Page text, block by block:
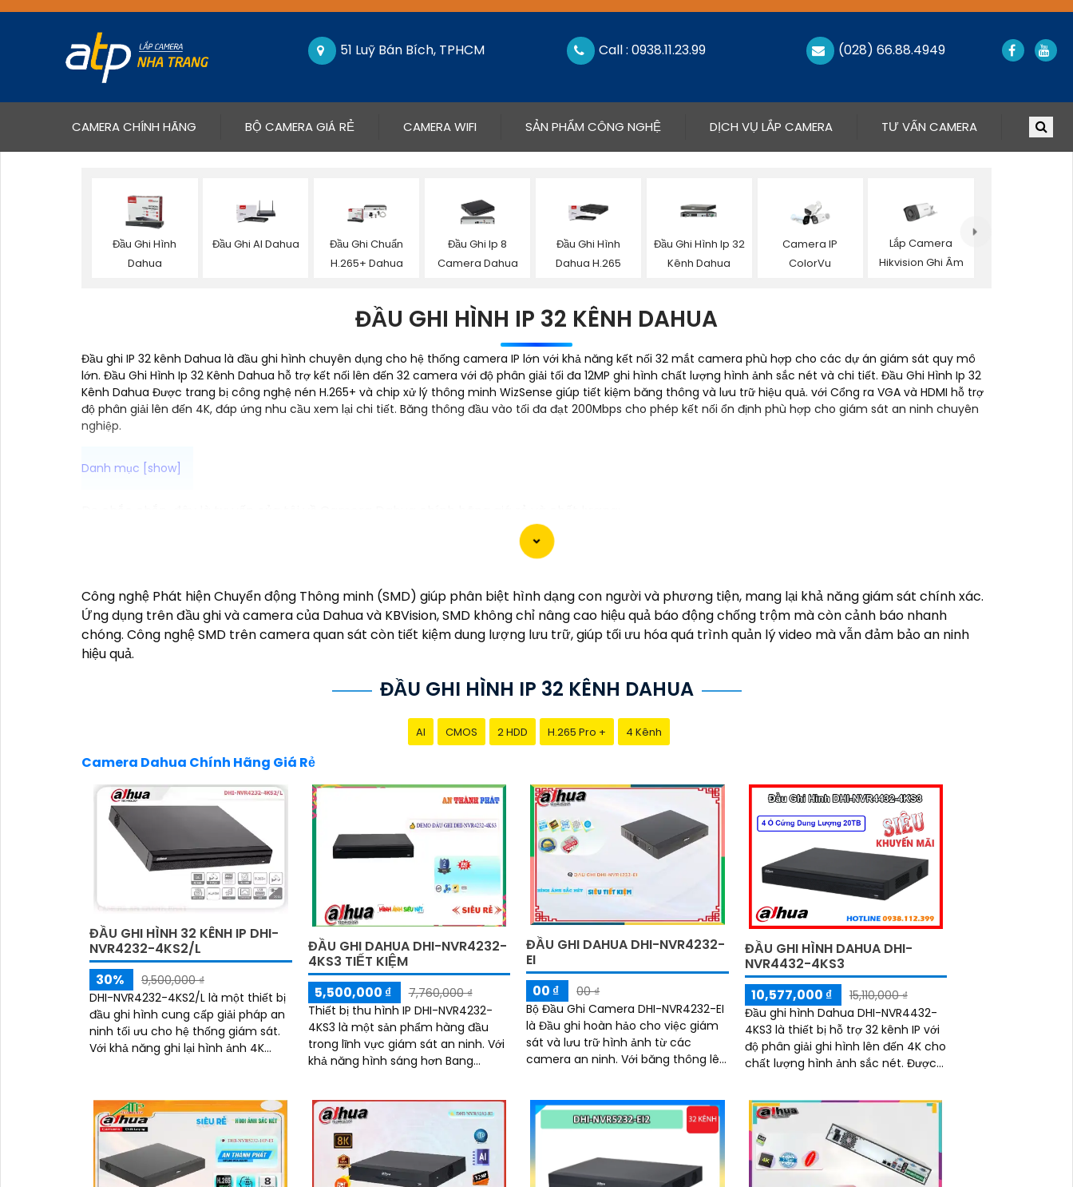
51 Luỹ Bán Bích, TPHCM Call : 0938.11.23.99 (028) 66.88.4949
CAMERA CHÍNH HÃNG(CURRENT)BỘ CAMERA GIÁ RẺ CAMERA WIFI SẢN PHẨM CÔNG NGHỆ DỊCH VỤ LẮP CAMERA TƯ VẤN CAMERA
Đầu Ghi Hình
Dahua
Đầu Ghi AI Dahua
Đầu Ghi Chuẩn
H.265+ Dahua
Đầu Ghi Ip 8
Camera Dahua
Đầu Ghi Hình
Dahua H.265
Đầu Ghi Hình Ip 32
Kênh Dahua
Camera IP
ColorVu
Lắp Camera
Hikvision Ghi Âm
ĐẦU GHI HÌNH IP 32 KÊNH DAHUA
Đầu ghi IP 32 kênh Dahua là đầu ghi hình chuyên dụng cho hệ thống camera IP lớn với khả năng kết nối 32 mắt camera phù hợp cho các dự án giám sát quy mô
lớn. Đầu Ghi Hình Ip 32 Kênh Dahua hỗ trợ kết nối lên đến 32 camera với độ phân giải tối đa 12MP ghi hình chất lượng hình ảnh sắc nét và chi tiết. Đầu Ghi Hình Ip 32
Kênh Dahua Được trang bị công nghệ nén H.265+ và chip xử lý thông minh WizSense giúp tiết kiệm băng thông và lưu trữ hiệu quả. với Cổng ra VGA và HDMI hỗ trợ
độ phân giải lên đến 4K, đáp ứng nhu cầu xem lại chi tiết. Băng thông đầu vào tối đa đạt 200Mbps cho phép kết nối ổn định phù hợp cho giám sát an ninh chuyên
nghiệp.
Camera Dahua là một thương hiệu nổi tiếng về sản phẩm an ninh và giám sát.⚒
nên mua từ các cửa hàng uy tín hoặc các đại lý chính thức của Dahua.☄️ 3:Mức giá của Camera Dahua có thể thay đổi tùy vào model và chức
thông minh và độ tin cậy.💖
Nếu bạn muốn tìm camera Dahua giá rẻ, bạn có thể tham khảo trên các website thương mại điện tử hoặc tại các
cửa hàng điện tử.
Hy vọng rằng những thông tin trên sẽ giúp bạn chọn lựa được Camera Dahua chính hãng, giá rẻ và chất lượng. Nếu bạn có thêm câu hỏi hoặc cần
tư vấn thêm, đừng ngần ngại để lại Cung cấp cho công trình biết.
Công nghệ Phát hiện Chuyển động Thông minh (SMD) giúp phân biệt hình dạng con người và phương tiện, mang lại khả năng giám sát chính xác.
Ứng dụng trên đầu ghi và camera của Dahua và KBVision, SMD không chỉ nâng cao hiệu quả báo động chống trộm mà còn cảnh báo nhanh
chóng. Công nghệ SMD trên camera quan sát còn tiết kiệm dung lượng lưu trữ, giúp tối ưu hóa quá trình quản lý video mà vẫn đảm bảo an ninh
hiệu quả.
ĐẦU GHI HÌNH IP 32 KÊNH DAHUA
AI CMOS 2 HDD H.265 Pro + 4 Kênh
Camera Dahua Chính Hãng Giá Rẻ
ĐẦU GHI HÌNH 32 KÊNH IP DHI-
NVR4232-4KS2/L
30%
9,500,000 ₫
DHI-NVR4232-4KS2/L là một thiết bị
đầu ghi hình cung cấp giải pháp an
ninh tối ưu cho hệ thống giám sát.
Với khả năng ghi lại hình ảnh 4K
ĐẦU GHI DAHUA DHI-NVR4232-
4KS3 TIẾT KIỆM
5,500,000 ₫
7,760,000 ₫
Thiết bị thu hình IP DHI-NVR4232-
4KS3 là một sản phẩm hàng đầu
trong lĩnh vực giám sát an ninh. Với
khả năng hình sáng hơn Bang
cả ban đêm
ĐẦU GHI DAHUA DHI-NVR4232-
EI
00 ₫
00 ₫
Bộ Đầu Ghi Camera DHI-NVR4232-EI
là Đầu ghi hoàn hảo cho việc giám
sát và lưu trữ hình ảnh từ các
camera an ninh. Với băng thông lên
không bị gián đoạn
ĐẦU GHI HÌNH DAHUA DHI-
NVR4432-4KS3
10,577,000 ₫
15,110,000 ₫
Đầu ghi hình Dahua DHI-NVR4432-
4KS3 là thiết bị hỗ trợ 32 kênh IP với
độ phân giải ghi hình lên đến 4K cho
chất lượng hình ảnh sắc nét. Được
chuẩn nén H